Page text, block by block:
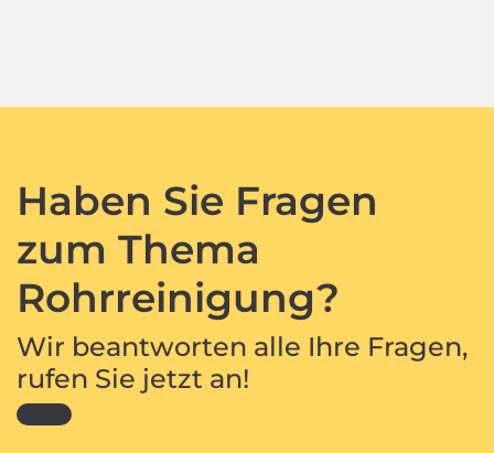
Haben Sie Fragen
zum Thema
Rohrreinigung?
Wir beantworten alle Ihre Fragen,
rufen Sie jetzt an!